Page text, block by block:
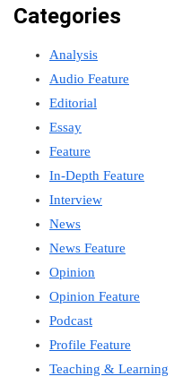
Categories
Analysis
Audio Feature
Editorial
Essay
Feature
In-Depth Feature
Interview
News
News Feature
Opinion
Opinion Feature
Podcast
Profile Feature
Teaching & Learning